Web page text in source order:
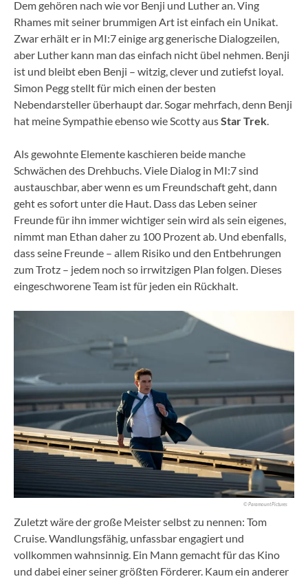
Dem gehören nach wie vor Benji und Luther an. Ving
Rhames mit seiner brummigen Art ist einfach ein Unikat.
Zwar erhält er in MI:7 einige arg generische Dialogzeilen,
aber Luther kann man das einfach nicht übel nehmen. Benji
ist und bleibt eben Benji – witzig, clever und zutiefst loyal.
Simon Pegg stellt für mich einen der besten
Nebendarsteller überhaupt dar. Sogar mehrfach, denn Benji
hat meine Sympathie ebenso wie Scotty ausStar Trek
Als gewohnte Elemente kaschieren beide manche
Schwächen des Drehbuchs. Viele Dialog in MI:7 sind
austauschbar, aber wenn es um Freundschaft geht, dann
geht es sofort unter die Haut. Dass das Leben seiner
Freunde für ihn immer wichtiger sein wird als sein eigenes,
nimmt man Ethan daher zu 100 Prozent ab. Und ebenfalls,
dass seine Freunde – allem Risiko und den Entbehrungen
zum Trotz – jedem noch so irrwitzigen Plan folgen. Dieses
eingeschworene Team ist für jeden ein Rückhalt.
© Paramount Pictures
Zuletzt wäre der große Meister selbst zu nennen: Tom
Cruise. Wandlungsfähig, unfassbar engagiert und
vollkommen wahnsinnig. Ein Mann gemacht für das Kino
und dabei einer seiner größten Förderer. Kaum ein anderer